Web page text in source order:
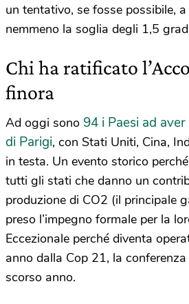
un tentativo, se fosse possibile,
nemmeno la soglia degli 1,5
Chi ha ratificato
finora
Ad oggi sono 94 i Paesi ad
di Parigi, con Stati Uniti, Cina,
in testa. Un evento storico
tutti gli stati che danno un
produzione di CO2 (il principale
preso l’impegno formale per la
Eccezionale perché diventa
anno dalla Cop 21, la
scorso anno.